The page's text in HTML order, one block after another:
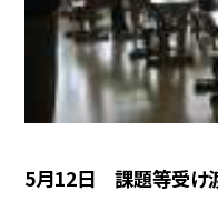
5月12日 課題等受け